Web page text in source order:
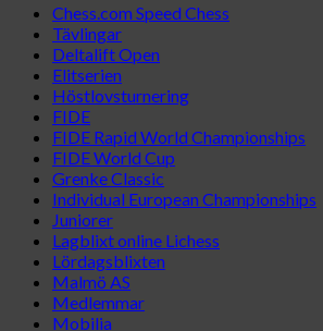
Chess.com Speed Chess
Tävlingar
Deltalift Open
Elitserien
Höstlovsturnering
FIDE
FIDE Rapid World Championships
FIDE World Cup
Grenke Classic
Individual European Championships
Juniorer
Lagblixt online Lichess
Lördagsblixten
Malmö AS
Medlemmar
Mobilia